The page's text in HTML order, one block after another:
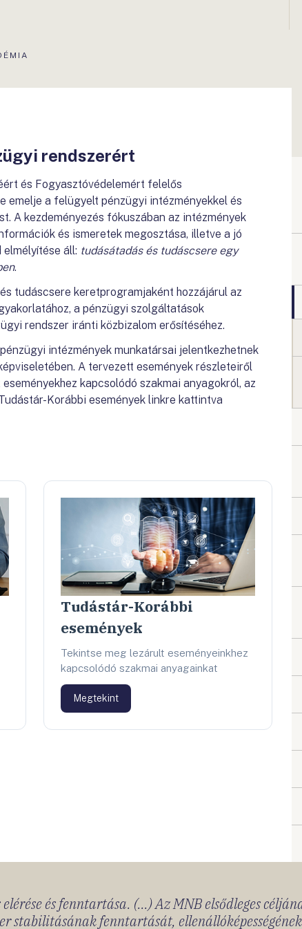
rendszerért
és Fogyasztóvédelemért felelős
emelje a felügyelt pénzügyi intézményekkel és
A kezdeményezés fókuszában az intézmények
és ismeretek megosztása, illetve a jó
áll: tudásátadás és tudáscsere egy
.
tudáscsere keretprogramjaként hozzájárul az
a pénzügyi szolgáltatások
rendszer iránti közbizalom erősítéséhez.
intézmények munkatársai jelentkezhetnek
A tervezett események részleteiről
kapcsolódó szakmai anyagokról, az
Korábbi események linkre kattintva
Tudástár-Korábbi
események
Tekintse meg lezárult eseményeinkhez
kapcsolódó szakmai anyagainkat
Megtekint
és fenntartása. (...) Az MNB elsődleges
stabilitásának fenntartását,